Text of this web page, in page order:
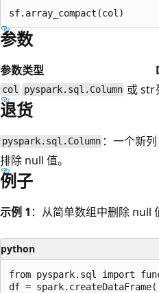
参数
参数类型
col pyspark.sql.Column 或 str
退货
pyspark.sql.Column ：一个新
排除 null 值。
例子
示例 1 ：从简单数组中删除 null
python
from pyspark.sql import
df =